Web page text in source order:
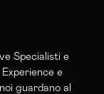
Specialisti e
e
guardano al